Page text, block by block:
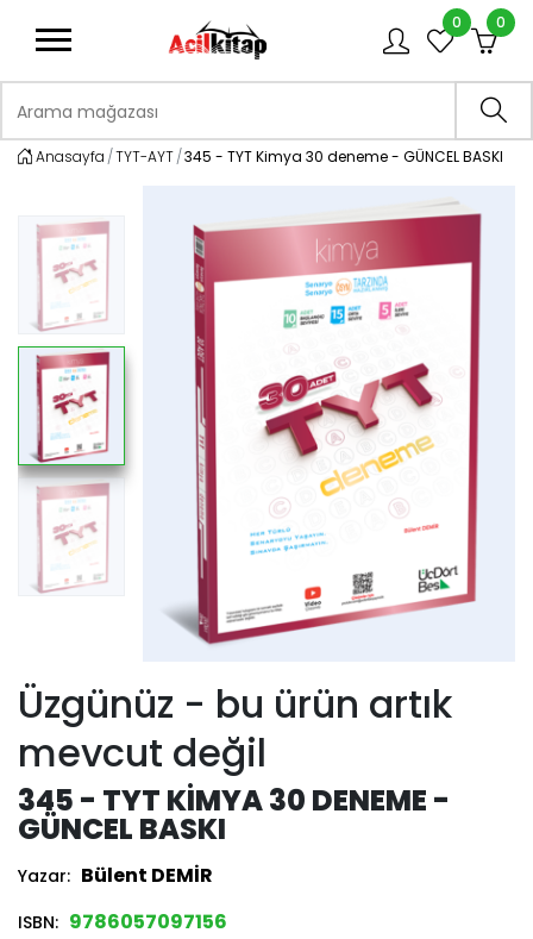
0 0
Anasayfa TYT-AYT 345 - TYT Kimya 30 deneme - GÜNCEL BASKI
Üzgünüz - bu ürün artık
mevcut değil
345 - TYT KIMYA 30 DENEME -
GÜNCEL BASKI
Yazar: Bülent DEMİR
ISBN: 9786057097156